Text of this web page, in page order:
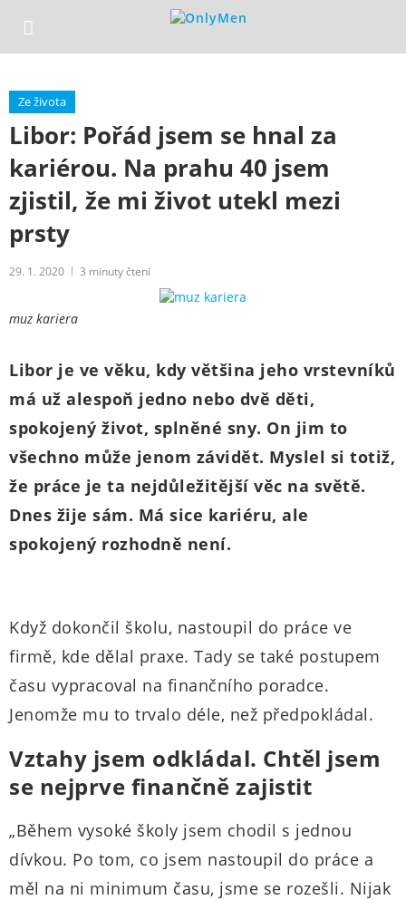
Ze života
Libor: Pořád jsem se hnal za
kariérou. Na prahu 40 jsem
zjistil, že mi život utekl mezi
prsty
29. 1. 2020 3 minuty čtení
muz kariera
Libor je ve věku, kdy většina jeho vrstevníků
má už alespoň jedno nebo dvě děti,
spokojený život, splněné sny. On jim to
všechno může jenom závidět. Myslel si totiž,
že práce je ta nejdůležitější věc na světě.
Dnes žije sám. Má sice kariéru, ale
spokojený rozhodně není.
Když dokončil školu, nastoupil do práce ve
firmě, kde dělal praxe. Tady se také postupem
času vypracoval na finančního poradce.
Jenomže mu to trvalo déle, než předpokládal.
Vztahy jsem odkládal. Chtěl jsem
se nejprve finančně zajistit
„Během vysoké školy jsem chodil s jednou
dívkou. Po tom, co jsem nastoupil do práce a
měl na ni minimum času, jsme se rozešli. Nijak